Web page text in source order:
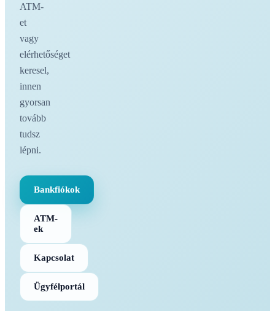
ATM-
et
vagy
elérhetőséget
keresel,
innen
gyorsan
tovább
tudsz
lépni.
Bankfiókok
ATM-
ek
Kapcsolat
Ügyfélportál